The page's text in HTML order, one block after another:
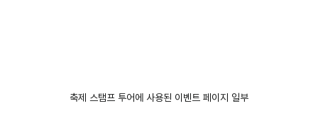
축제 스탬프 투어에 사용된 이벤트 페이지 일부